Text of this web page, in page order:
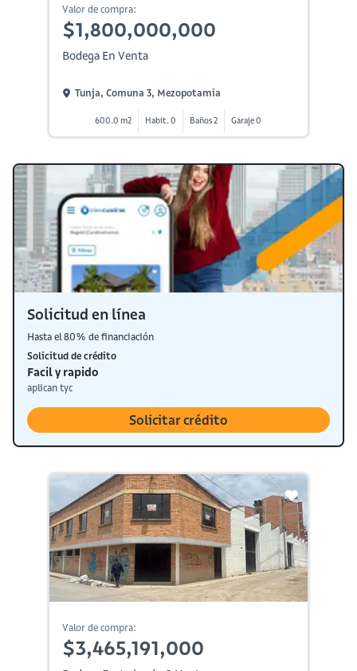
Valor de compra:
$1,800,000,000
Bodega En Venta
Tunja, Comuna 3, Mezopotamia
600.0 m2 Habit. 0 Baños 2 Garaje 0
Solicitud en línea
Hasta el 80% de financiación
Solicitud de crédito
Facil y rapido
aplican tyc
Solicitar crédito
Valor de compra:
$3,465,191,000